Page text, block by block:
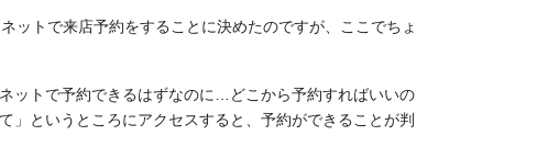
ットで来店予約をすることに決めたのですが、ここでちょ
ットで予約できるはずなのに…どこから予約すればいいの
」というところにアクセスすると、予約ができることが判